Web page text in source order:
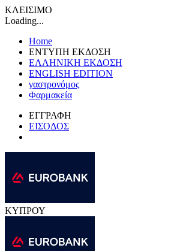
ΚΛΕΙΣΙΜΟ
Loading...
Home
ΕΝΤΥΠΗ ΕΚΔΟΣΗ
ΕΛΛΗΝΙΚΗ ΕΚΔΟΣΗ
ENGLISH EDITION
γαστρονόμος
Φαρμακεία
ΕΓΓΡΑΦΗ
ΕΙΣΟΔΟΣ
ΚΥΠΡΟΥ